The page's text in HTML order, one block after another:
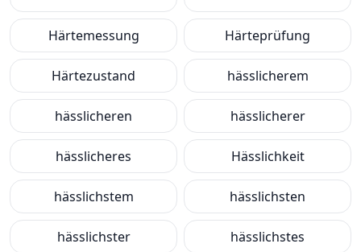
Härtemessung Härteprüfung
Härtezustand hässlicherem
hässlicheren hässlicherer
hässlicheres Hässlichkeit
hässlichstem hässlichsten
hässlichster hässlichstes